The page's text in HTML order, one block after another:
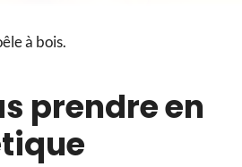
à bois.
prendre en